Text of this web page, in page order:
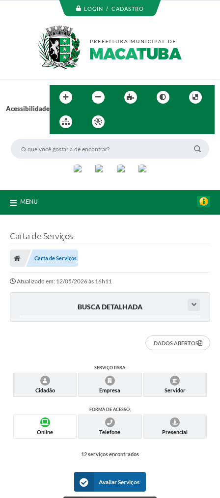
LOGIN / CADASTRO
Acessibilidade
MENU
Carta de Serviços
Carta de Serviços
Atualizado em: 12/05/2026 às 16h11
BUSCA DETALHADA
DADOS ABERTOS
SERVIÇO PARA:
Cidadão Empresa Servidor
FORMA DE ACESSO:
Online Telefone Presencial
12 serviços encontrados
Avaliar Serviços